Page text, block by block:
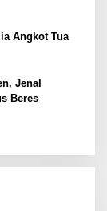
Angkot Tua
Jenal
Beres